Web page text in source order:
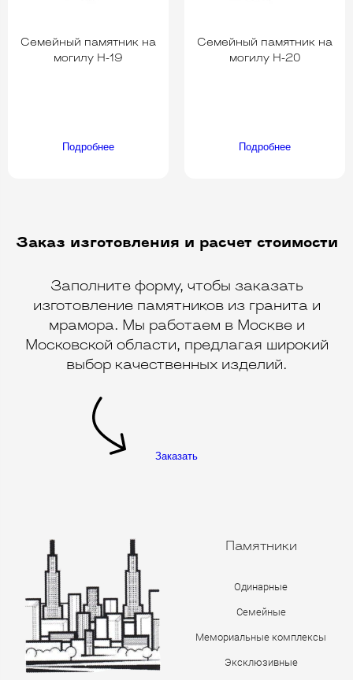
Семейный памятник на
могилу H-19
Подробнее
Семейный памятник на
могилу H-20
Подробнее
Заказ изготовления и расчет стоимости
Заполните форму, чтобы заказать
изготовление памятников из гранита и
мрамора. Мы работаем в Москве и
Московской области, предлагая широкий
выбор качественных изделий.
Заказать
Памятники
Одинарные
Семейные
Мемориальные комплексы
Эксклюзивные